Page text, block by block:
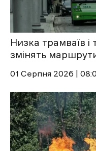
Низка трамваїв і
змінять
01 Cерпня 2026 |